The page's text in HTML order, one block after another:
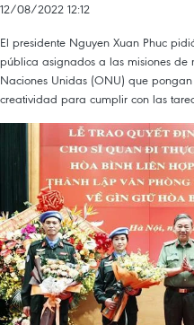
12/08/2022 12:12
El presidente Nguyen Xuan Phuc
pública asignados a las misiones
Naciones Unidas (ONU) que
creatividad para cumplir con las